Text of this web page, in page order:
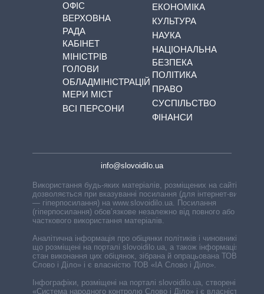
ОФІС
ВЕРХОВНА
РАДА
КАБІНЕТ
МІНІСТРІВ
ГОЛОВИ
ОБЛАДМІНІСТРАЦІЙ
МЕРИ МІСТ
ВСІ ПЕРСОНИ
ЕКОНОМІКА
КУЛЬТУРА
НАУКА
НАЦІОНАЛЬНА
БЕЗПЕКА
ПОЛІТИКА
ПРАВО
СУСПІЛЬСТВО
ФІНАНСИ
info@slovoidilo.ua
Використання будь-яких матеріалів, розміщених на сайті,
дозволяється при вказуванні посилання (для інтернет-видань
— гіперпосилання) на www.slovoidilo.ua. Посилання
(гіперпосилання) обов’язкове незалежно від повного або
часткового використання матеріалів.
Аналітична інформація про обіцянки політиків і чиновників,
що розміщені на порталі slovoidilo.ua, а також інформація про
стан виконання цих обіцянок, зібрана й опрацьована ТОВ «ІА
Слово і Діло» і є власністю ТОВ «ІА Слово і Діло».
Інфографіки, розміщені на порталі slovoidilo.ua, створені ГО
«Система народного контролю Слово і Діло» і є власністю